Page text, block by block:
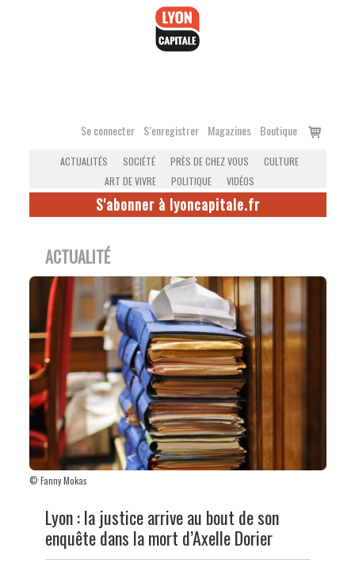
Se connecter S’enregistrer Magazines Boutique
Voir
ACTUALITÉS SOCIÉTÉ PRÈS DE CHEZ VOUS
CULTURE
ART DE VIVRE
POLITIQUE VIDÉOS
S'abonner à lyoncapitale.fr
ACTUALITÉ
© Fanny Mokas
Lyon : la justice arrive au bout de son
enquête dans la mort d’Axelle Dorier